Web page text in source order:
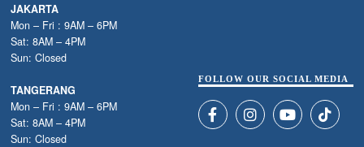
JAKARTA
Mon – Fri : 9AM – 6PM
Sat: 8AM – 4PM
Sun: Closed
TANGERANG
Mon – Fri : 9AM – 6PM
Sat: 8AM – 4PM
Sun: Closed
FOLLOW OUR SOCIAL MEDIA